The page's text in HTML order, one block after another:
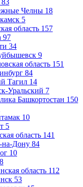
83
Челны 18
5
область 157
97
34
9
область 151
84
Тагил 14
Уральский 7
Башкортостан 150
10
5
область 141
на-Дону 84
10
8
область 112
53